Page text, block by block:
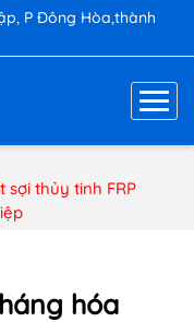
P Đông Hòa,thành
sợi thủy tinh FRP
hóa